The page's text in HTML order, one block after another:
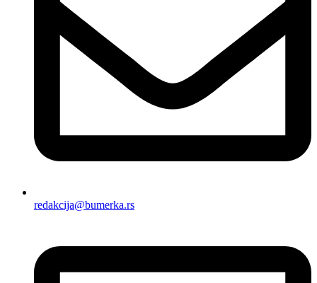
redakcija@bumerka.rs